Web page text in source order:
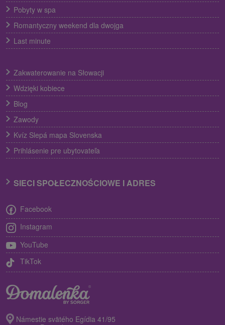
Pobyty w spa
Romantyczny weekend dla dwojga
Last minute
Zakwaterowanie na Słowacji
Wdzięki kobiece
Blog
Zawody
Kvíz Slepá mapa Slovenska
Prihlásenie pre ubytovateľa
SIECI SPOŁECZNOŚCIOWE I ADRES
Facebook
Instagram
YouTube
TikTok
Námestie svätého Egídia 41/95